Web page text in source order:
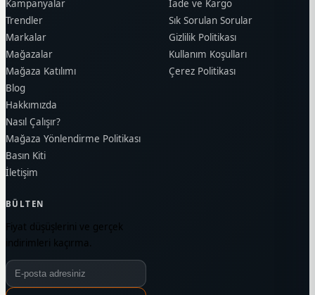
Kampanyalar
Trendler
Markalar
Mağazalar
Mağaza Katılımı
Blog
Hakkımızda
Nasıl Çalışır?
Mağaza Yönlendirme Politikası
Basın Kiti
İletişim
İade ve Kargo
Sık Sorulan Sorular
Gizlilik Politikası
Kullanım Koşulları
Çerez Politikası
BÜLTEN
Fiyat düşüşlerini ve gerçek
indirimleri kaçırma.
Bülten e-posta adresiniz